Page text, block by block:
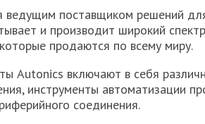
ведущим поставщиком решений
и производит широкий
продаются по всему миру.
Autonics включают в себя
инструменты автоматизации
соединения.